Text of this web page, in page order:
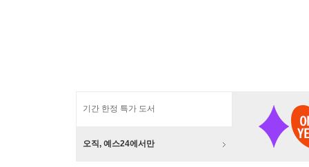
기간 한정 특가 도서
오직, 예스24에서만